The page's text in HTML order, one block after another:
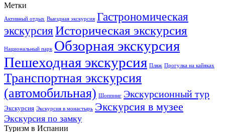
Метки
Активный отдых Выездная экскурсия Гастрономическая
экскурсияИсторическая экскурсия
Национальный парк Обзорная экскурсия
Пешеходная экскурсия Пляж Прогулка на кайяках
Транспортная экскурсия
(автомобильная) Шоппинг Экскурсионный тур
Экскурсия Экскурсия в монастырь Экскурсия в музее
Экскурсия по замку
Туризм в Испании